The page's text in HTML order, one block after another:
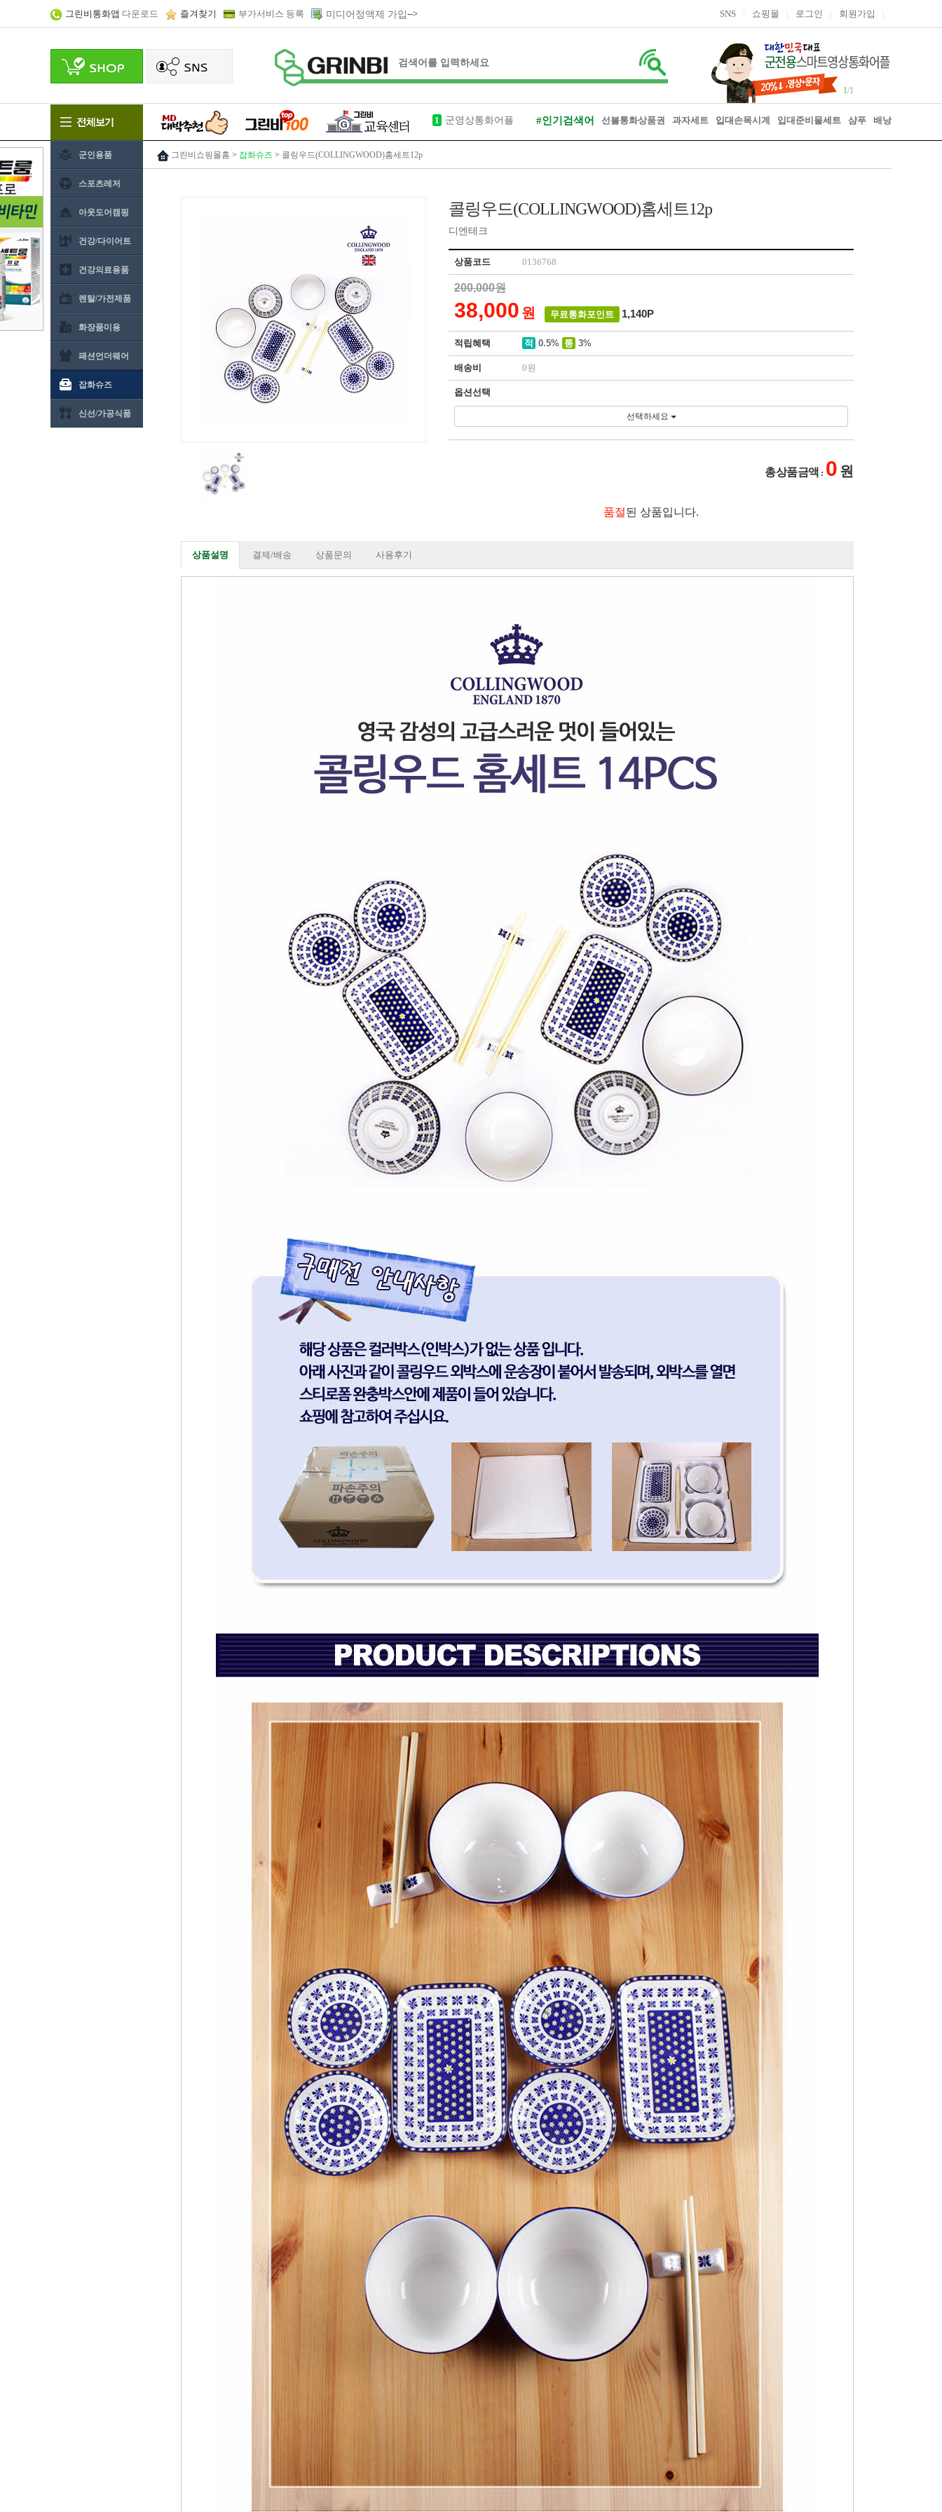
그린비통화앱 다운로드 즐겨찾기 부가서비스 등록 미디어정액제 가입 SNS 쇼핑몰 로그인 회원가입
-->
1/1
1 군영상통화어플
제대모자
#인기검색어 선불통화상품권 과자세트 입대 손목시계 입대준비물세트 샴푸 배낭
군인용품
스포츠레저
아웃도어캠핑
건강/다이어트
건강의료용품
렌탈/가전제품
화장품미용
패션언더웨어
잡화슈즈
신선/가공식품
그린비쇼핑몰홈 > 잡화슈즈 > 콜링우드(COLLINGWOOD)홈세트12p
콜링우드(COLLINGWOOD)홈세트12p
디엔테크
상품코드 0136768
200,000원
38,000 원 무료통화포인트 1,140P
적립혜택 적 0.5% 통 3%
배송비 0원
옵션선택
선택하세요
총 상품 금액 : 0 원
품절된 상품입니다.
상품설명 결제/배송 상품문의 사용후기